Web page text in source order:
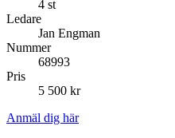
4 st
Ledare
Jan Engman
Nummer
68993
Pris
5 500 kr
Anmäl dig här